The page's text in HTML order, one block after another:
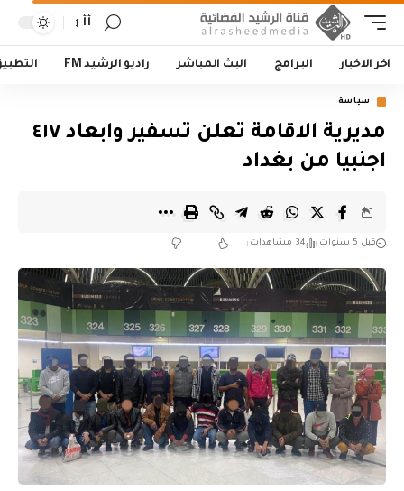
أأ
اخر الاخبار البرامج البث المباشر راديو الرشيد FM
سياسة
مديرية الاقامة تعلن تسفير وابعاد ٤١٧
اجنبيا من بغداد
قبل 5 سنوات 34 مشاهدات